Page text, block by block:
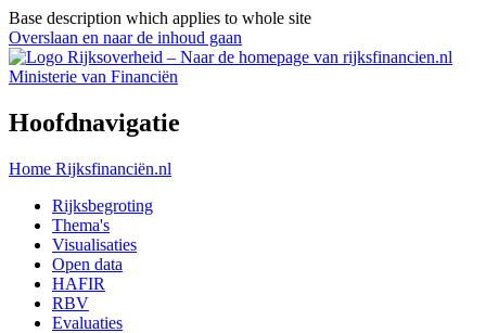
Base description which applies to whole site
Overslaan en naar de inhoud gaan
Ministerie van Financiën
Hoofdnavigatie
Home Rijksfinanciën.nl
Rijksbegroting
Thema's
Visualisaties
Open data
HAFIR
RBV
Evaluaties